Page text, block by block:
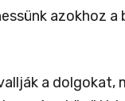
azokhoz a
a